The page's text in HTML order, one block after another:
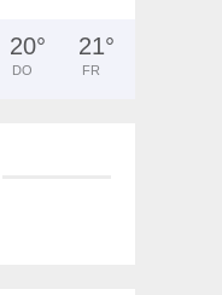
20°
DO
21°
FR